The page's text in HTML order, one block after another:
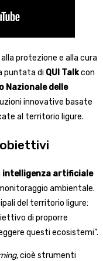
protezione e alla cura
puntata di QUI Talkcon
Nazionale delle
innovative basate
al territorio ligure.
obiettivi
intelligenza artificiale
ambientale.
del territorio ligure:
di proporre
questi ecosistemi”.
, cioè strumenti